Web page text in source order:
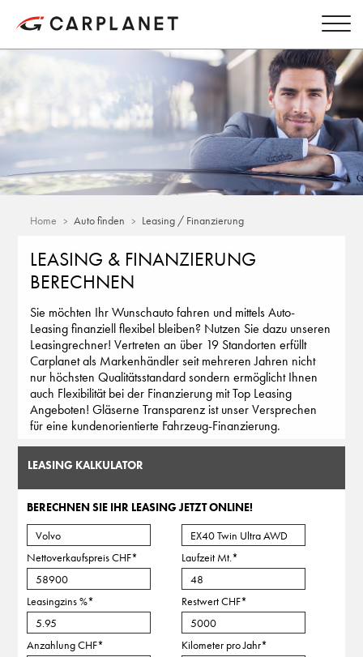
Home Auto finden Leasing / Finanzierung
LEASING & FINANZIERUNG
BERECHNEN
Sie möchten Ihr Wunschauto fahren und mittels Auto-
Leasing finanziell flexibel bleiben? Nutzen Sie dazu unseren
Leasingrechner! Vertreten an über 19 Standorten erfüllt
Carplanet als Markenhändler seit mehreren Jahren nicht
nur höchsten Qualitätsstandard sondern ermöglicht Ihnen
auch Flexibilität bei der Finanzierung mit Top Leasing
Angeboten! Gläserne Transparenz ist unser Versprechen
für eine kundenorientierte Fahrzeug-Finanzierung.
LEASING KALKULATOR
BERECHNEN SIE IHR LEASING JETZT ONLINE!
Nettoverkaufspreis CHF* Laufzeit Mt.*
Leasingzins %* Restwert CHF*
Anzahlung CHF* Kilometer pro Jahr*